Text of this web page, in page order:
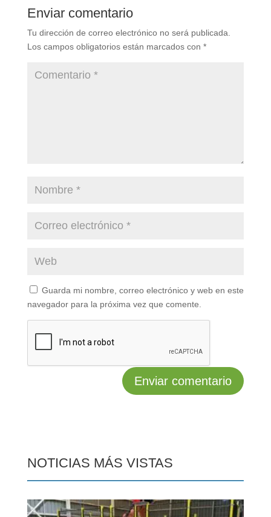
Enviar comentario
Tu dirección de correo electrónico no será publicada.
Los campos obligatorios están marcados con *
Guarda mi nombre, correo electrónico y web en este
navegador para la próxima vez que comente.
NOTICIAS MÁS VISTAS